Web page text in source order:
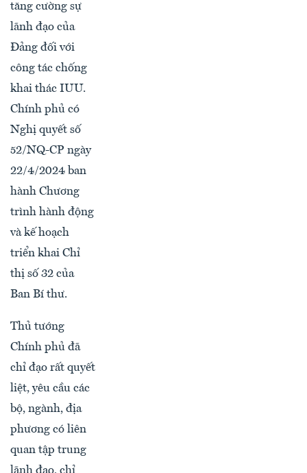
tăng cường sự
lãnh đạo của
Đảng đối với
công tác chống
khai thác IUU.
Chính phủ có
Nghị quyết số
52/NQ-CP ngày
22/4/2024 ban
hành Chương
trình hành động
và kế hoạch
triển khai Chỉ
thị số 32 của
Ban Bí thư.
Thủ tướng
Chính phủ đã
chỉ đạo rất quyết
liệt, yêu cầu các
bộ, ngành, địa
phương có liên
quan tập trung
lãnh đạo, chỉ